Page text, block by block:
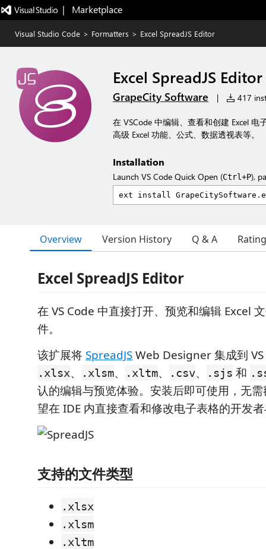
|   Marketplace
Visual Studio Code > Formatters > Excel SpreadJS Editor
Excel SpreadJS Editor
GrapeCity Software | 417
在 VSCode 中编辑、查看和创建 Excel 电
高级 Excel 功能、公式、数据透视表等。
Installation
Launch VS Code Quick Open (Ctrl+P),
Overview Version History Q & A
Excel SpreadJS Editor
在 VS Code 中直接打开、预览和编辑 Excel
件。
该扩展将 SpreadJSWeb Designer 集成到
.xlsx、 .xlsm、 .xltm、 .csv、 .sjs 和
认的编辑与预览体验。安装后即可使用，无
望在 IDE 内直接查看和修改电子表格的开发
支持的文件类型
.xlsx
.xlsm
.xltm